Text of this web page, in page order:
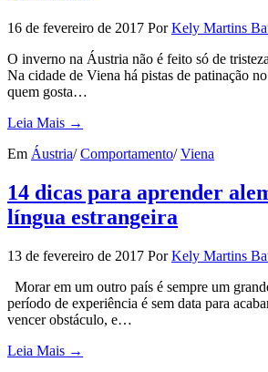
16 de fevereiro de 2017 Por Kely Martins
O inverno na Áustria não é feito só de
Na cidade de Viena há pistas de patinação
quem gosta…
Leia Mais →
Em Áustria/ Comportamento/ Viena
14 dicas para aprender
língua estrangeira
13 de fevereiro de 2017 Por Kely Martins
Morar em um outro país é sempre um
período de experiência é sem data para
vencer obstáculo, e…
Leia Mais →